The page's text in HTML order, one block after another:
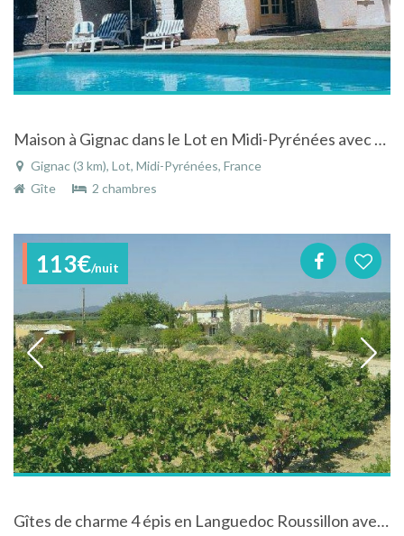
Maison à Gignac dans le Lot en Midi-Pyrénées avec piscine
Gignac (3 km), Lot, Midi-Pyrénées, France
Gîte
2 chambres
113€/nuit
Gîtes de charme 4 épis en Languedoc Roussillon avec piscine sécurisé en pleine campagne